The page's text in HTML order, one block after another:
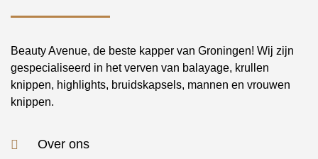
Beauty Avenue, de beste kapper van Groningen! Wij zijn
gespecialiseerd in het verven van balayage, krullen
knippen, highlights, bruidskapsels, mannen en vrouwen
knippen.
Over ons